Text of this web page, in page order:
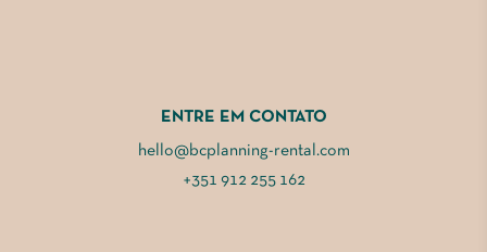
ENTRE EM CONTATO
hello@bcplanning-rental.com
+351 912 255 162